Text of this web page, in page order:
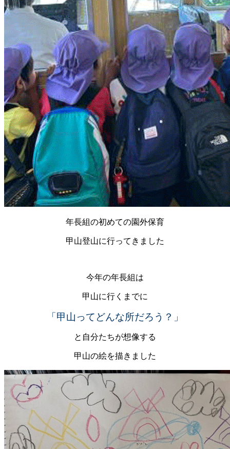
年長組の初めての園外保育
甲山登山に行ってきました
今年の年長組は
甲山に行くまでに
「甲山ってどんな所だろう？」
と自分たちが想像する
甲山の絵を描きました